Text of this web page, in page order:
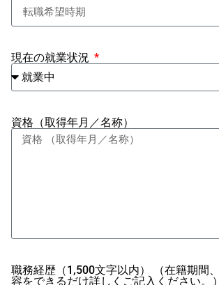
現在の就業状況
資格（取得年月／名称）
職務経歴（1,500文字以内） （在籍期間
容をできるだけ詳しくご記入ください。）